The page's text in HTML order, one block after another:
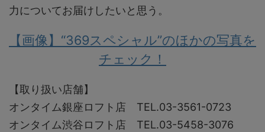
力についてお届けしたいと思う。
【画像】“369スペシャル”のほかの写真を
チェック！
【取り扱い店舗】
オンタイム銀座ロフト店 TEL.03-3561-0723
オンタイム渋谷ロフト店 TEL.03-5458-3076